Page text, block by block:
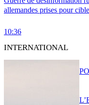
allemandes prises pour cible
10:36
INTERNATIONAL